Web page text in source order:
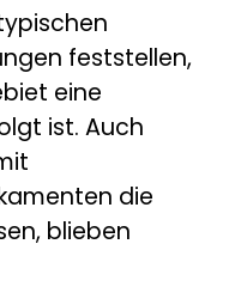
feststellen,
eine
ist. Auch
die
blieben